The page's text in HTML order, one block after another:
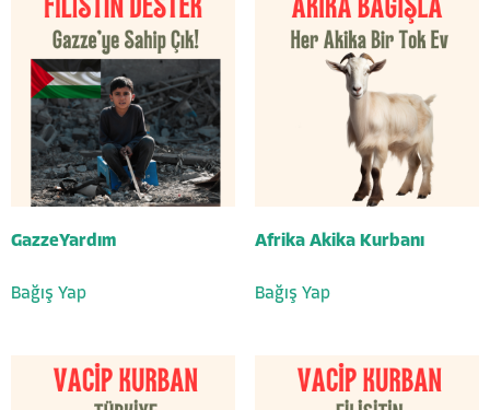
GazzeYardım
Bağış Yap
Afrika Akika Kurbanı
Bağış Yap